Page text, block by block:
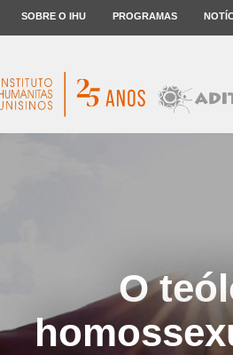
SOBRE O IHU PROGRAMAS
O